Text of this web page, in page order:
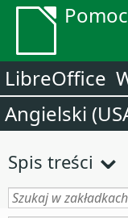
LibreOffice
Angielski
Spis treści